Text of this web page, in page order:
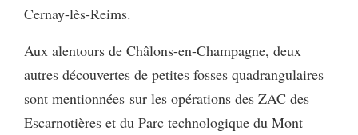
Cernay-lès-Reims.
Aux alentours de Châlons-en-Champagne, deux
autres découvertes de petites fosses quadrangulaires
sont mentionnées sur les opérations des ZAC des
Escarnotières et du Parc technologique du Mont